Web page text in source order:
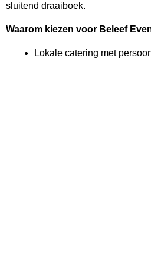
sluitend draaiboek.
Waarom kiezen voor Beleef
Lokale catering met